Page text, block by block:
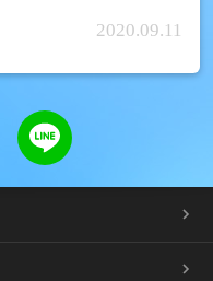
2020.09.11